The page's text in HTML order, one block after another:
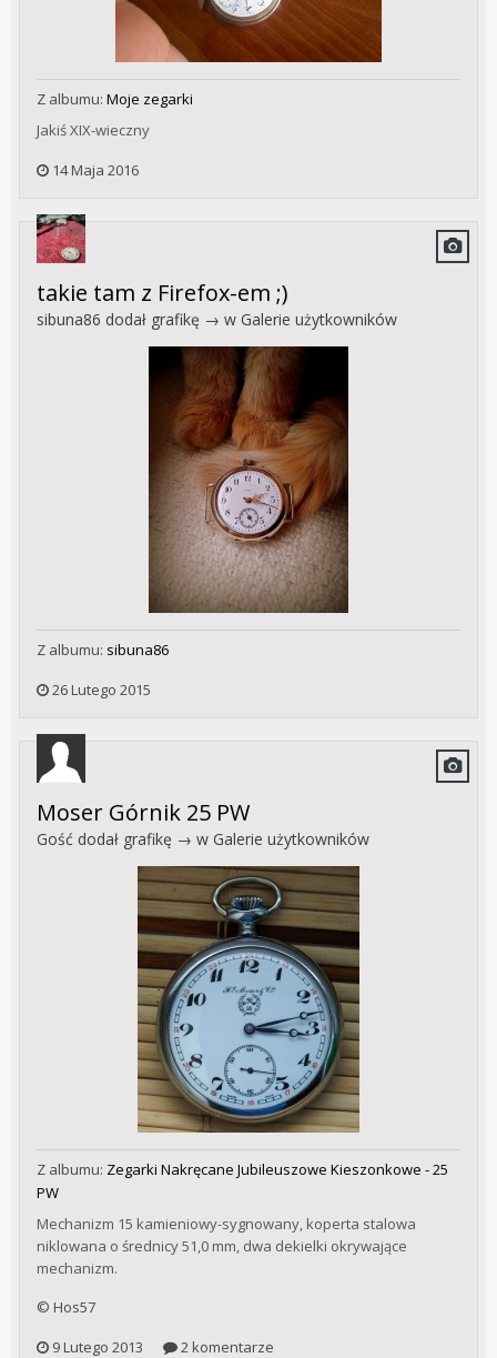
Z albumu: Moje zegarki
Jakiś XIX-wieczny
14 Maja 2016
takie tam z Firefox-em ;)
sibuna86 dodał grafikę → w Galerie użytkowników
Z albumu: sibuna86
26 Lutego 2015
Moser Górnik 25 PW
Gość dodał grafikę → w Galerie użytkowników
Z albumu: Zegarki Nakręcane Jubileuszowe Kieszonkowe - 25
PW
Mechanizm 15 kamieniowy-sygnowany, koperta stalowa
niklowana o średnicy 51,0 mm, dwa dekielki okrywające
mechanizm.
© Hos57
9 Lutego 2013
2 komentarze